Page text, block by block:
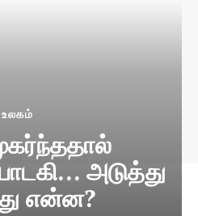
உலகம்
அடுத்து
என்ன?